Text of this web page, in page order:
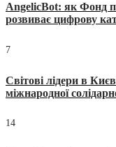
AngelicBot: як Фонд
розвиває цифрову
7
Світові лідери в
міжнародної
14